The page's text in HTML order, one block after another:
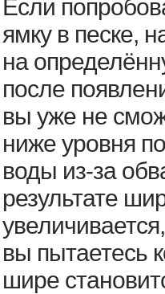
Если
ямку в песке,
на
после
вы уже не
ниже уровня
воды из-за
результате
вы пытаетесь
шире